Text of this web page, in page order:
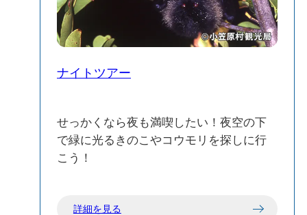
ナイトツアー
せっかくなら夜も満喫したい！夜空の下
で緑に光るきのこやコウモリを探しに行
こう！
詳細を見る